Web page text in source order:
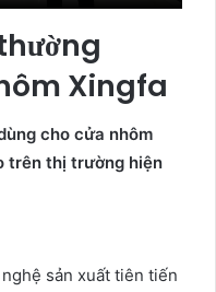
Xingfa
cho cửa nhôm
trên thị trường hiện
sản xuất tiên tiến